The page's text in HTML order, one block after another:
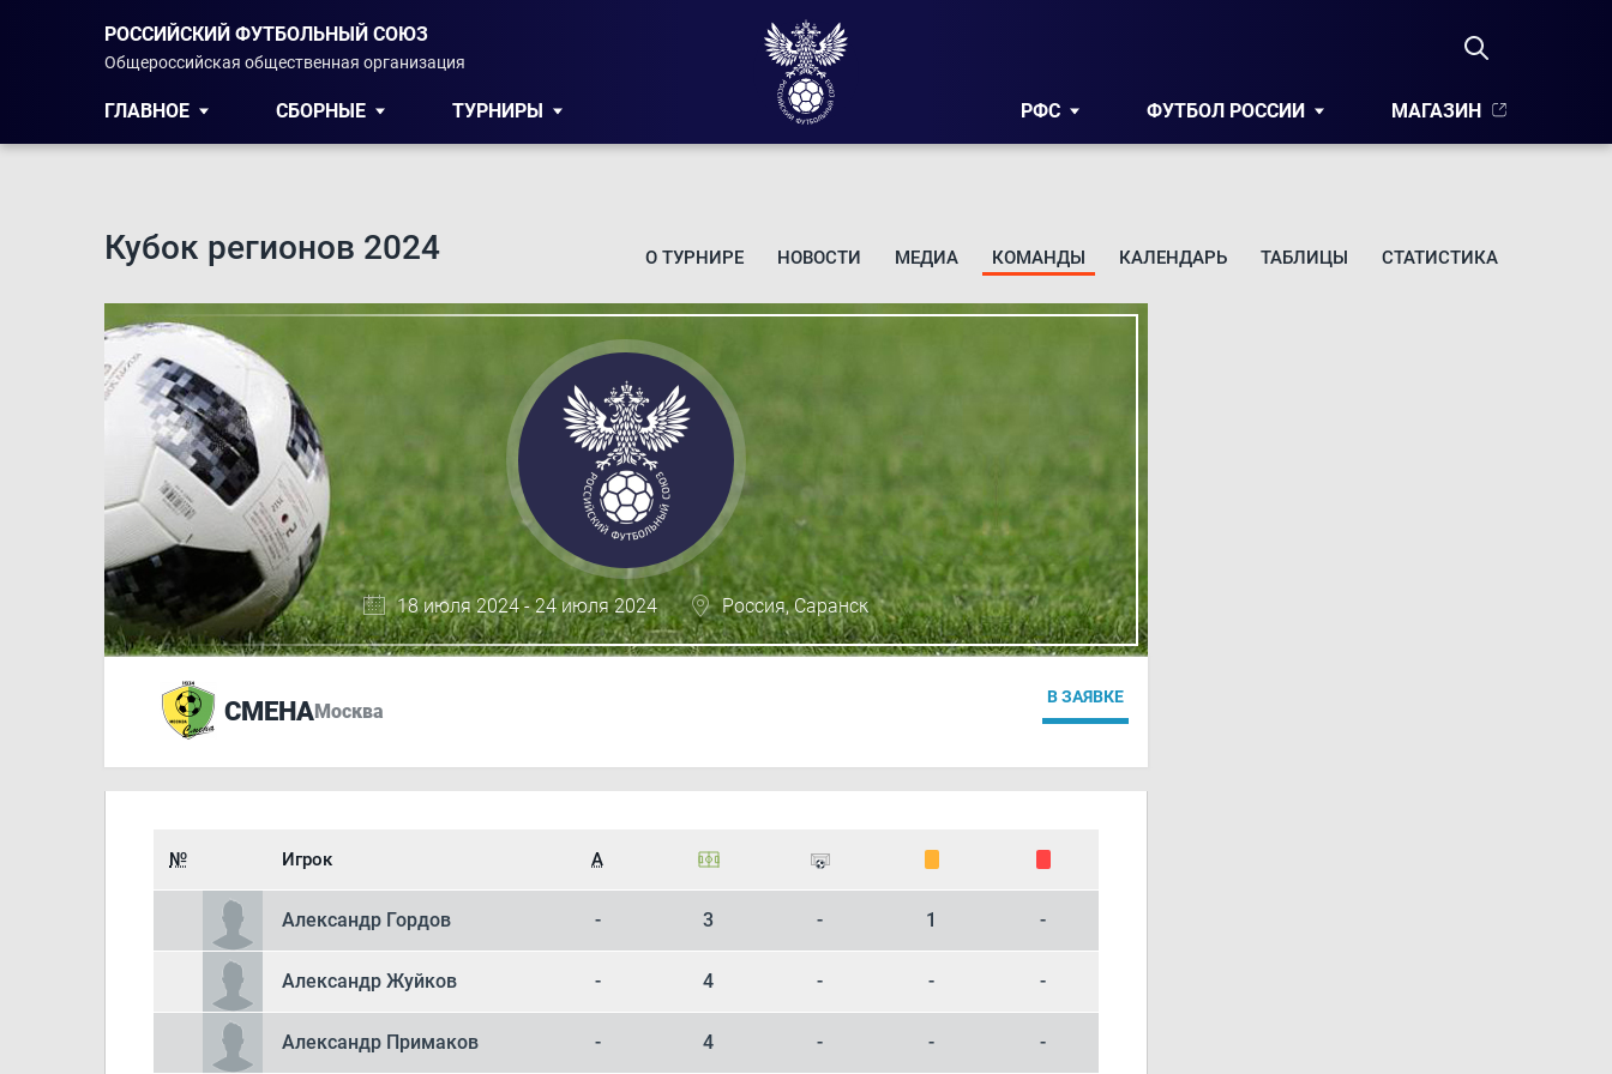
РОССИЙСКИЙ ФУТБОЛЬНЫЙ СОЮЗ
Общероссийская общественная организация
ГЛАВНОЕ СБОРНЫЕ ТУРНИРЫ РФС ФУТБОЛ РОССИИ МАГАЗИН
Кубок регионов 2024 О ТУРНИРЕ НОВОСТИ МЕДИА КОМАНДЫ КАЛЕНДАРЬ ТАБЛИЦЫ СТАТИСТИКА
18 июля 2024 - 24 июля 2024 Россия, Саранск
СМЕНАМосква
В ЗАЯВКЕ
№ Игрок А
Александр Гордов - 3 - 1 -
Александр Жуйков - 4 - - -
Александр Примаков - 4 - - -